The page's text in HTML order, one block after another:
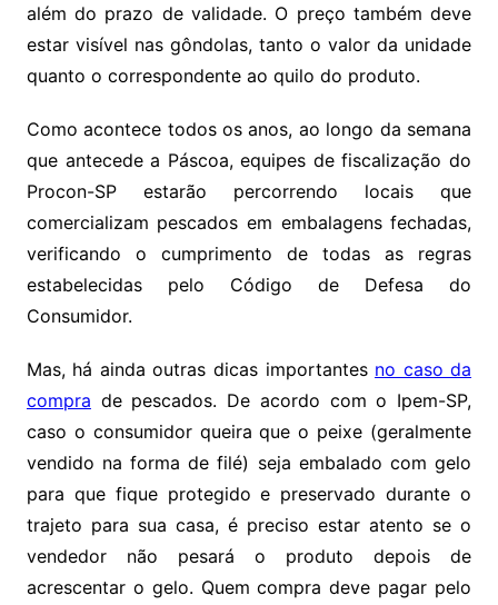
além do prazo de validade. O preço também deve
estar visível nas gôndolas, tanto o valor da unidade
quanto o correspondente ao quilo do produto.
Como acontece todos os anos, ao longo da semana
que antecede a Páscoa, equipes de fiscalização do
Procon-SP estarão percorrendo locais que
comercializam pescados em embalagens fechadas,
verificando o cumprimento de todas as regras
estabelecidas pelo Código de Defesa do
Consumidor.
Mas, há ainda outras dicas importantes no caso da
compra de pescados. De acordo com o Ipem-SP,
caso o consumidor queira que o peixe (geralmente
vendido na forma de filé) seja embalado com gelo
para que fique protegido e preservado durante o
trajeto para sua casa, é preciso estar atento se o
vendedor não pesará o produto depois de
acrescentar o gelo. Quem compra deve pagar pelo